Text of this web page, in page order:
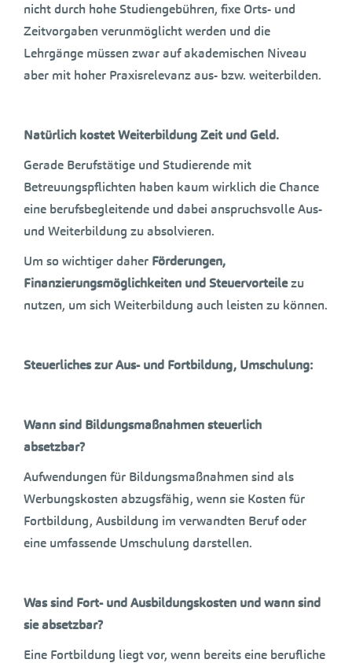
nicht durch hohe Studiengebühren, fixe Orts- und
Zeitvorgaben verunmöglicht werden und die
Lehrgänge müssen zwar auf akademischen Niveau
aber mit hoher Praxisrelevanz aus- bzw. weiterbilden.
Natürlich kostet Weiterbildung Zeit und Geld.
Gerade Berufstätige und Studierende mit
Betreuungspflichten haben kaum wirklich die Chance
eine berufsbegleitende und dabei anspruchsvolle Aus-
und Weiterbildung zu absolvieren.
Um so wichtiger daher Förderungen,
Finanzierungsmöglichkeiten und Steuervorteilezu
nutzen, um sich Weiterbildung auch leisten zu können.
Steuerliches zur Aus- und Fortbildung, Umschulung:
Wann sind Bildungsmaßnahmen steuerlich
absetzbar?
Aufwendungen für Bildungsmaßnahmen sind als
Werbungskosten abzugsfähig, wenn sie Kosten für
Fortbildung, Ausbildung im verwandten Beruf oder
eine umfassende Umschulung darstellen.
Was sind Fort- und Ausbildungskosten und wann sind
sie absetzbar?
Eine Fortbildung liegt vor, wenn bereits eine berufliche